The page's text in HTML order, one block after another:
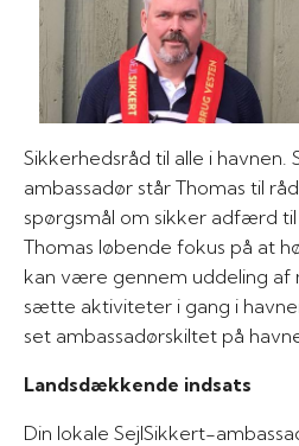
Sikkerhedsråd til alle i havnen.
ambassadør står Thomas til
spørgsmål om sikker adfærd
Thomas løbende fokus på at
kan være gennem uddeling af
sætte aktiviteter i gang i
set ambassadørskiltet på
Landsdækkende indsats
Din lokale SejlSikkert-